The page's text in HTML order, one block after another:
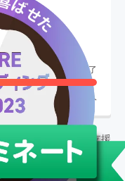
円
終了
支援者数 人
を開始し、 136人の支援
11/30に募集を終了し